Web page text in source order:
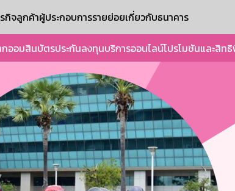
กิจลูกค้าผู้ประกอบการรายย่อยเกี่ยวกับธนาคาร
กออมสินบัตรประกันลงทุนบริการออนไลน์โปรโมชันและสิท